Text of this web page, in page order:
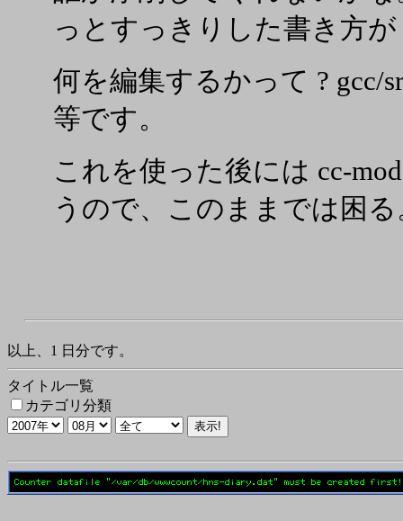
っとすっきりした書き方
何を編集するかって ? gcc/
等です。
これを使った後には cc-
うので、このままでは困る
以上、1 日分です。
タイトル一覧
カテゴリ分類